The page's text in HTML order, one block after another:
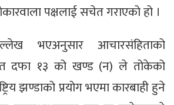
पक्षलाई सचेत गराएको हो ।
भएअनुसार आचारसंहिताको
दफा १३ को खण्ड (न) ले तोकेको
झण्डाको प्रयोग भएमा कारबाही हुने